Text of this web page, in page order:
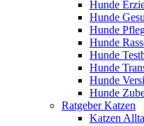
Hunde
Hunde
Hunde
Hunde
Hunde
Hunde
Hunde
Hunde
Ratgeber Katzen
Katzen